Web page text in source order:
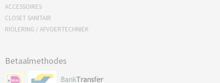
ACCESSOIRES
CLOSET SANITAIR
RIOLERING / AFVOERTECHNIEK
Betaalmethodes